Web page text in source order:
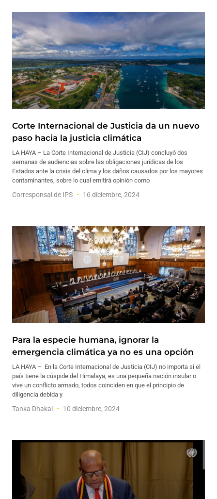
Corte Internacional de Justicia da un nuevo
paso hacia la justicia climática
LA HAYA – La Corte Internacional de Justicia (CIJ) concluyó dos
semanas de audiencias sobre las obligaciones jurídicas de los
Estados ante la crisis del clima y los daños causados por los mayores
contaminantes, sobre lo cual emitirá opinión como
Corresponsal de IPS 16 diciembre, 2024
Para la especie humana, ignorar la
emergencia climática ya no es una opción
LA HAYA – En la Corte Internacional de Justicia (CIJ) no importa si el
país tiene la cúspide del Himalaya, es una pequeña nación insular o
vive un conflicto armado, todos coinciden en que el principio de
diligencia debida y
Tanka Dhakal 10 diciembre, 2024